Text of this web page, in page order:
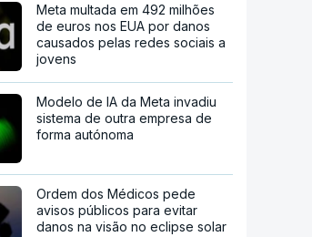
Meta multada em 492 milhões
de euros nos EUA por danos
causados pelas redes sociais a
jovens
Modelo de IA da Meta invadiu
sistema de outra empresa de
forma autónoma
Ordem dos Médicos pede
avisos públicos para evitar
danos na visão no eclipse solar